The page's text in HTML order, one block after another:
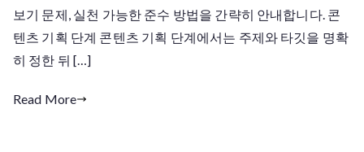
인
준
수
보기 문제, 실천 가능한 준수 방법을 간략히 안내합니다. 콘
텐츠 기획 단계 콘텐츠 기획 단계에서는 주제와 타깃을 명확
히 정한 뒤 […]
Read More